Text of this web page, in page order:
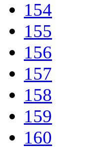
154
155
156
157
158
159
160